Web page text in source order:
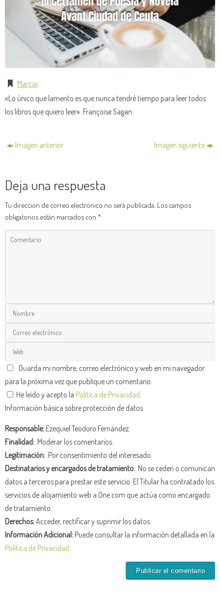
Marcar.
«Lo único que lamento es que nunca tendré tiempo para leer todos
los libros que quiero leer». Françoise Sagan
Imagen anterior Imagen siguiente
Deja una respuesta
Tu dirección de correo electrónico no será publicada. Los campos
obligatorios están marcados con *
Guarda mi nombre, correo electrónico y web en mi navegador
para la próxima vez que publique un comentario.
He leído y acepto la Política de Privacidad
Información básica sobre protección de datos
Responsable:Ezequiel Teodoro Fernández.
Finalidad: Moderar los comentarios.
Legitimación: Por consentimiento del interesado.
Destinatarios y encargados de tratamiento: No se ceden o comunican
datos a terceros para prestar este servicio. El Titular ha contratado los
servicios de alojamiento web a One.com que actúa como encargado
de tratamiento.
Derechos:Acceder, rectificar y suprimir los datos.
Información Adicional:Puede consultar la información detallada en la
Política de Privacidad